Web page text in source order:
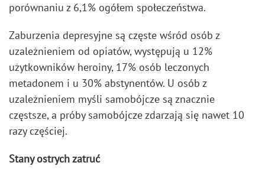
porównaniu z 6,1% ogółem społeczeństwa.
Zaburzenia depresyjne są częste wśród osób z
uzależnieniem od opiatów, występują u 12%
użytkowników heroiny, 17% osób leczonych
metadonem i u 30% abstynentów. U osób z
uzależnieniem myśli samobójcze są znacznie
częstsze, a próby samobójcze zdarzają się nawet 10
razy częściej.
Stany ostrych zatruć